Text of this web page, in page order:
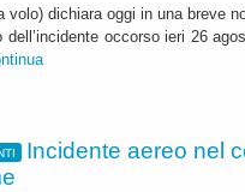
dichiara oggi in una breve
occorso ieri 26
Incidente aereo nel